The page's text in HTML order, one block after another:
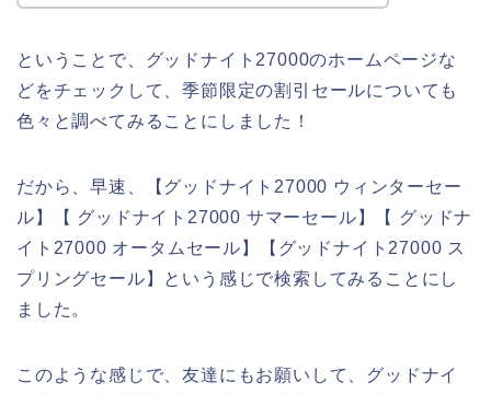
ということで、グッドナイト27000のホームページな
どをチェックして、季節限定の割引セールについても
色々と調べてみることにしました！
だから、早速、【グッドナイト27000 ウィンターセー
ル】【 グッドナイト27000 サマーセール】【 グッドナ
イト27000 オータムセール】【グッドナイト27000 ス
プリングセール】という感じで検索してみることにし
ました。
このような感じで、友達にもお願いして、グッドナイ